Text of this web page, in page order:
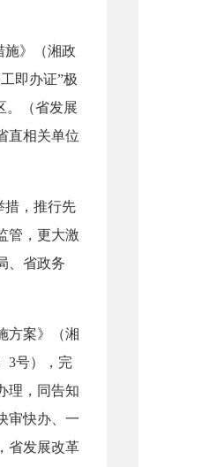
》（湘政
即办证”极
。（省发展
直相关单位
，推行先
管，更大激
、省政务
方案》（湘
3号），完
理，同告知
审快办、一
省发展改革